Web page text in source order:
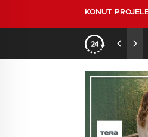
KONUT